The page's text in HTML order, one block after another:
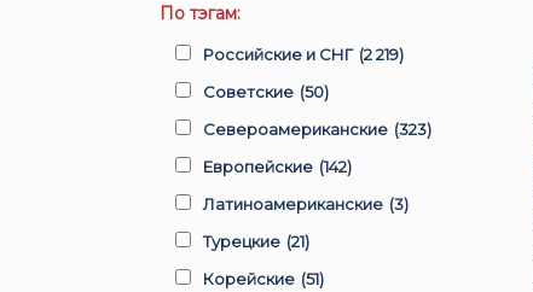
По тэгам:
Российские и СНГ (2 219)
Советские (50)
Североамериканские (323)
Европейские (142)
Латиноамериканские (3)
Турецкие (21)
Корейские (51)